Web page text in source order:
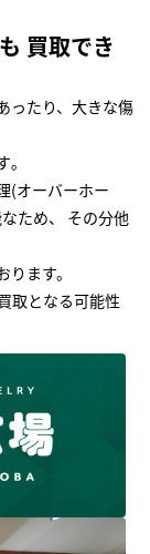
買取でき
ったり、大きな傷
｡
(オーバーホー
ため、 その分他
ます。
取となる可能性